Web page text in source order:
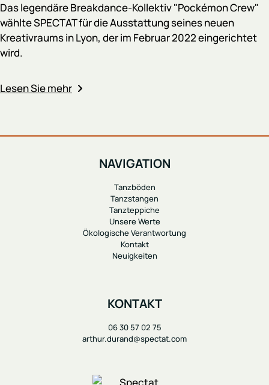
Das legendäre Breakdance-Kollektiv "Pockémon Crew"
wählte SPECTAT für die Ausstattung seines neuen
Kreativraums in Lyon, der im Februar 2022 eingerichtet
wird.
Lesen Sie mehr
NAVIGATION
Tanzböden
Tanzstangen
Tanzteppiche
Unsere Werte
Ökologische Verantwortung
Kontakt
Neuigkeiten
KONTAKT
06 30 57 02 75
arthur.durand@spectat.com